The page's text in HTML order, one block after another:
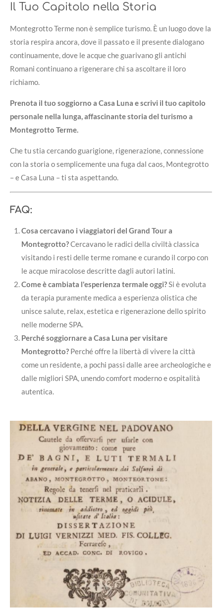
Il Tuo Capitolo nella Storia
Montegrotto Terme non è semplice turismo. È un luogo dove la
storia respira ancora, dove il passato e il presente dialogano
continuamente, dove le acque che guarivano gli antichi
Romani continuano a rigenerare chi sa ascoltare il loro
richiamo.
Prenota il tuo soggiorno a Casa Luna e scrivi il tuo capitolo
personale nella lunga, affascinante storia del turismo a
Montegrotto Terme.
Che tu stia cercando guarigione, rigenerazione, connessione
con la storia o semplicemente una fuga dal caos, Montegrotto
– e Casa Luna – ti sta aspettando.
FAQ:
Cosa cercavano i viaggiatori del Grand Tour a
Montegrotto?Cercavano le radici della civiltà classica
visitando i resti delle terme romane e curando il corpo con
le acque miracolose descritte dagli autori latini.
Come è cambiata l'esperienza termale oggi?Si è evoluta
da terapia puramente medica a esperienza olistica che
unisce salute, relax, estetica e rigenerazione dello spirito
nelle moderne SPA.
Perché soggiornare a Casa Luna per visitare
Montegrotto?Perché offre la libertà di vivere la città
come un residente, a pochi passi dalle aree archeologiche e
dalle migliori SPA, unendo comfort moderno e ospitalità
autentica.